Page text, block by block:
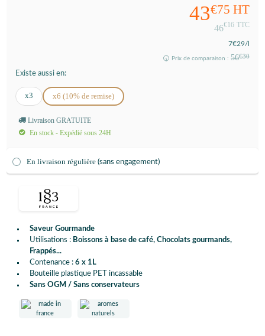
Saveur Gourmande
Utilisations : Boissons à base de café, Chocolats gourmands,
Frappés...
Contenance : 6 x 1L
Bouteille plastique PET incassable
Sans OGM / Sans conservateurs
43€75 HT
46€16 TTC
7€29/l
Prix de comparaison : 56€30
Existe aussi en:
x3 x6 (10% de remise)
Livraison GRATUITE
En stock - Expédié sous 24H
En livraison régulière (sans engagement)